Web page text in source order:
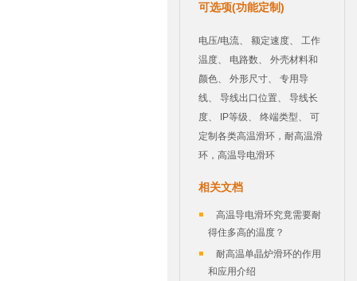
可选项(功能定制)
电压/电流、 额定速度、 工作
温度、 电路数、 外壳材料和
颜色、 外形尺寸、 专用导
线、 导线出口位置、 导线长
度、 IP等级、 终端类型、 可
定制各类高温滑环，耐高温滑
环，高温导电滑环
相关文档
高温导电滑环究竟需要耐
得住多高的温度？
耐高温单晶炉滑环的作用
和应用介绍